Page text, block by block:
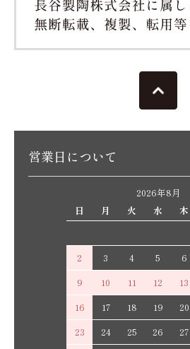
営業日について
2026年8月
日
月 火 水 木
2
3 4 5 6
9
10 11 12 13
16
17 18 19 20
23
24 25 26 27